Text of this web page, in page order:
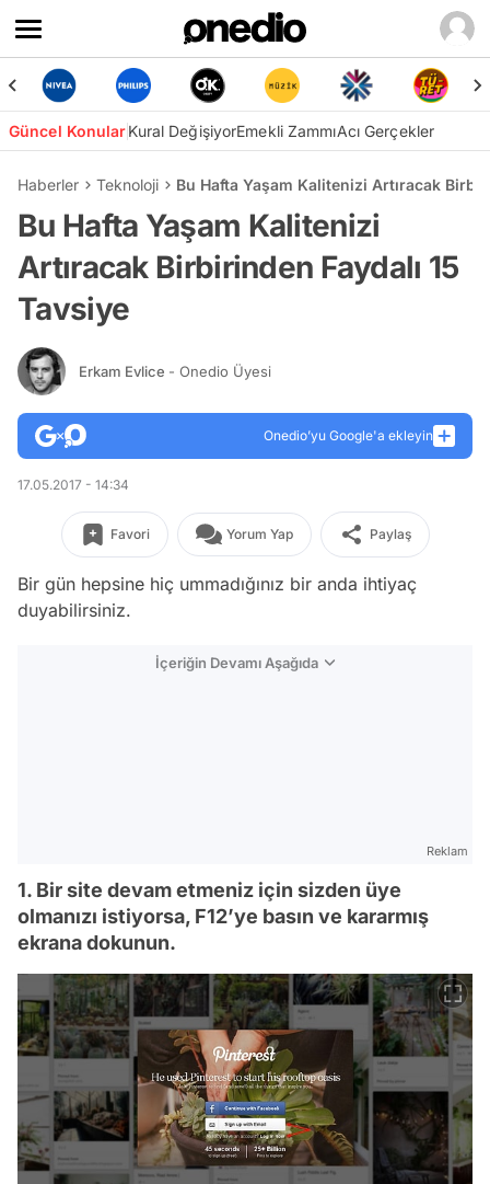
Güncel KonularKural DeğişiyorEmekli ZammıAcı Gerçekler
Haberler Teknoloji Bu Hafta Yaşam Kalitenizi Artıracak
Bu Hafta Yaşam Kalitenizi
Artıracak Birbirinden Faydalı 15
Tavsiye
Erkam Evlice - Onedio Üyesi
Onedio’yu Google'a ekleyin
17.05.2017 - 14:34
Favori Yorum Yap Paylaş
Bir gün hepsine hiç ummadığınız bir anda ihtiyaç
duyabilirsiniz.
İçeriğin Devamı Aşağıda
Reklam
1. Bir site devam etmeniz için sizden üye
olmanızı istiyorsa, F12’ye basın ve kararmış
ekrana dokunun.